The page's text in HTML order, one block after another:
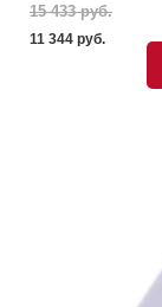
15 433 pуб.
11 344 pуб.